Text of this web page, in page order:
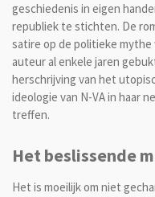
geschiedenis in eigen
republiek te stichten. De
satire op de politieke mythe
auteur al enkele jaren
herschrijving van het
ideologie van N-VA in haar
treffen.
Het beslissende
Het is moeilijk om niet